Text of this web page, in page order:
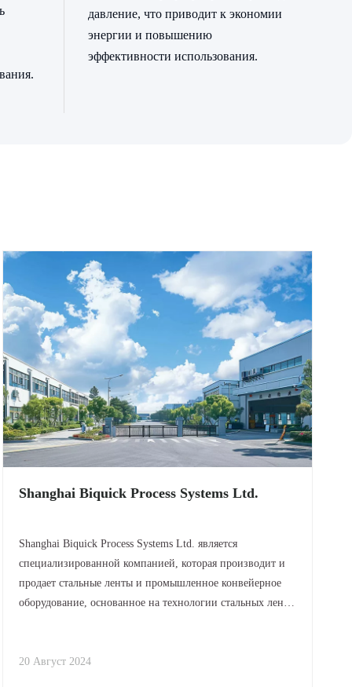
давление, что приводит к экономии
энергии и повышению
эффективности использования.
Shanghai Biquick Process Systems Ltd.
Shanghai Biquick Process Systems Ltd. является
специализированной компанией, которая производит и
продает стальные ленты и промышленное конвейерное
оборудование, основанное на технологии стальных лент,
ввод в эксплуатацию
20 Август 2024